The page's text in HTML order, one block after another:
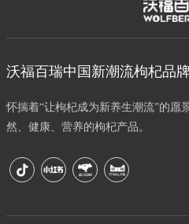
沃福百瑞中国新潮流枸杞品牌
怀揣着“让枸杞成为新养生潮流”的愿
然、健康、营养的枸杞产品。